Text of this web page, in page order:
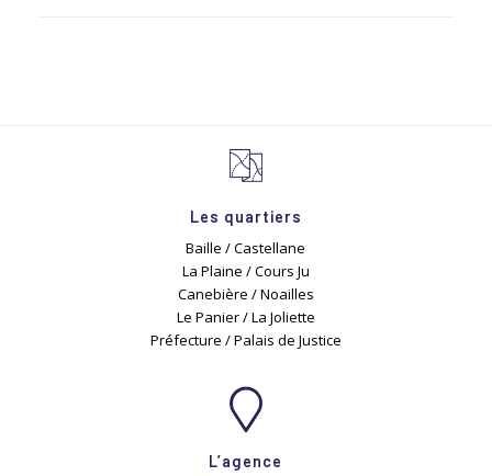
Les quartiers
Baille / Castellane
La Plaine / Cours Ju
Canebière / Noailles
Le Panier / La Joliette
Préfecture / Palais de Justice
L’agence